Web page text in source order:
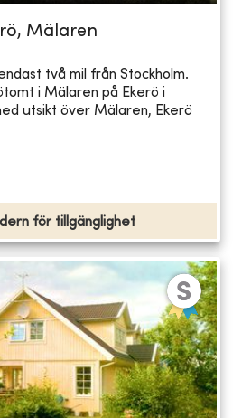
Mälaren
två mil från Stockholm.
i Mälaren på Ekerö i
utsikt över Mälaren, Ekerö
för tillgänglighet